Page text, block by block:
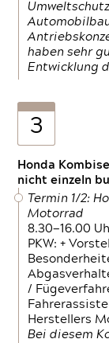
haben sehr
Entwicklung
3
Honda
nicht einzeln
Termin 1/2:
Motorrad
8.30—16.00
PKW: +
/
Herstellers
Bei diesem